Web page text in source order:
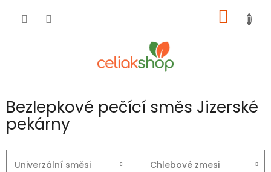
KOŠÍK
Bezlepkové pečící směs Jizerské
pekárny
Univerzální směsi Chlebové zmesi